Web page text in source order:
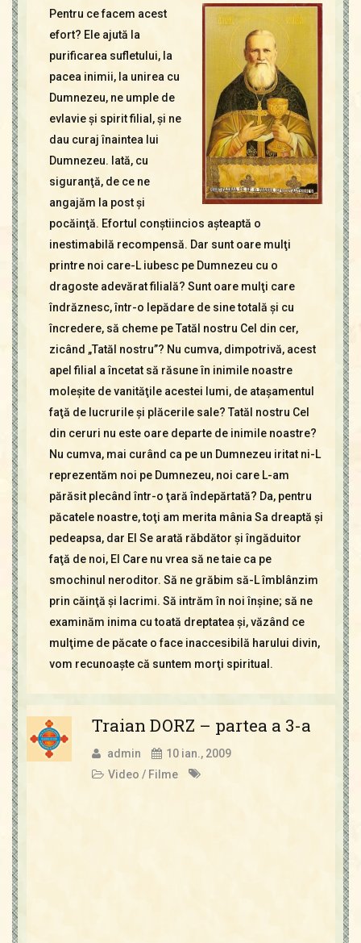
Repere
Contact
Pentru ce facem acest
efort? Ele ajută la
purificarea sufletului, la
pacea inimii, la unirea cu
Dumnezeu, ne umple de
evlavie şi spirit filial, şi ne
dau curaj înaintea lui
Dumnezeu. Iată, cu
siguranţă, de ce ne
angajăm la post şi
pocăinţă. Efortul conştiincios aşteaptă o
inestimabilă recompensă. Dar sunt oare mulţi
printre noi care-L iubesc pe Dumnezeu cu o
dragoste adevărat filială? Sunt oare mulţi care
îndrăznesc, într-o lepădare de sine totală şi cu
încredere, să cheme pe Tatăl nostru Cel din cer,
zicând „Tatăl nostru”? Nu cumva, dimpotrivă, acest
apel filial a încetat să răsune în inimile noastre
moleşite de vanităţile acestei lumi, de ataşamentul
faţă de lucrurile şi plăcerile sale? Tatăl nostru Cel
din ceruri nu este oare departe de inimile noastre?
Nu cumva, mai curând ca pe un Dumnezeu iritat ni-L
reprezentăm noi pe Dumnezeu, noi care L-am
părăsit plecând într-o ţară îndepărtată? Da, pentru
păcatele noastre, toţi am merita mânia Sa dreaptă şi
pedeapsa, dar El Se arată răbdător şi îngăduitor
faţă de noi, El Care nu vrea să ne taie ca pe
smochinul neroditor. Să ne grăbim să-L îmblânzim
prin căinţă şi lacrimi. Să intrăm în noi înşine; să ne
examinăm inima cu toată dreptatea şi, văzând ce
mulţime de păcate o face inaccesibilă harului divin,
vom recunoaşte că suntem morţi spiritual.
Traian DORZ – partea a 3-a
admin
10 ian., 2009
Video / Filme